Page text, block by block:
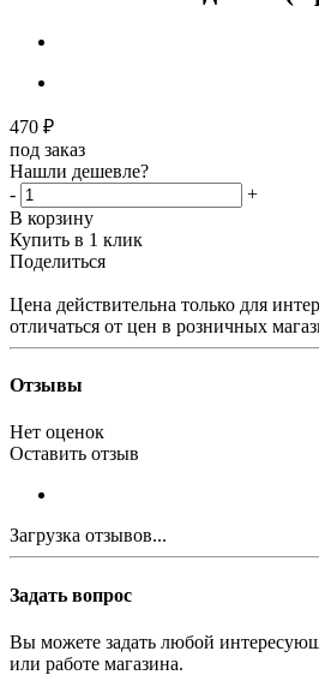
470 ₽
под заказ
Нашли дешевле?
-
+
В корзину
Купить в 1 клик
Поделиться
Цена действительна только для
отличаться от цен в розничных
Отзывы
Нет оценок
Оставить отзыв
Загрузка отзывов...
Задать вопрос
Вы можете задать любой
или работе магазина.